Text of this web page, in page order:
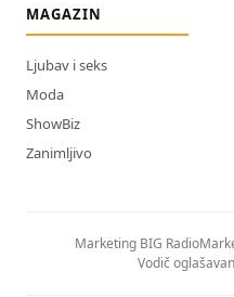
MAGAZIN
Ljubav i seks
Moda
ShowBiz
Zanimljivo
Marketing BIG Radio
Vodič